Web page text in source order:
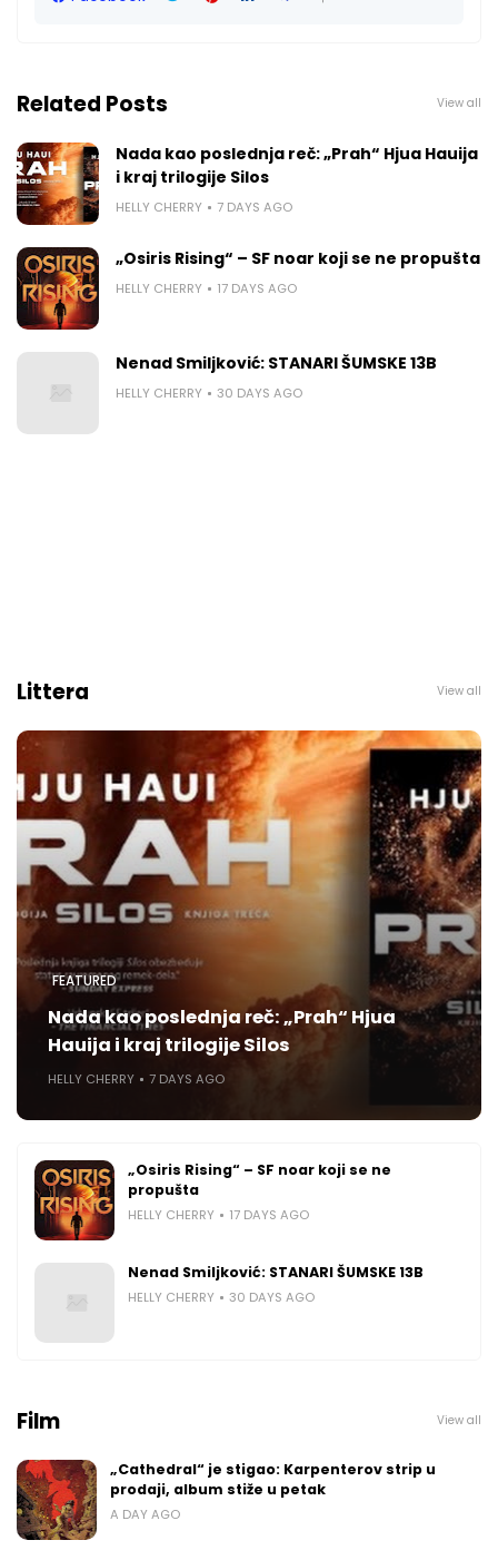
Related Posts View all
Nada kao poslednja reč: „Prah“ Hjua Hauija
i kraj trilogije Silos
HELLY CHERRY 7 DAYS AGO
„Osiris Rising“ – SF noar koji se ne propušta
HELLY CHERRY 17 DAYS AGO
Nenad Smiljković: STANARI ŠUMSKE 13B
HELLY CHERRY 30 DAYS AGO
Littera View all
FEATURED
Nada kao poslednja reč: „Prah“ Hjua
Hauija i kraj trilogije Silos
HELLY CHERRY 7 DAYS AGO
„Osiris Rising“ – SF noar koji se ne
propušta
HELLY CHERRY 17 DAYS AGO
Nenad Smiljković: STANARI ŠUMSKE 13B
HELLY CHERRY 30 DAYS AGO
Film View all
„Cathedral“ je stigao: Karpenterov strip u
prodaji, album stiže u petak
A DAY AGO